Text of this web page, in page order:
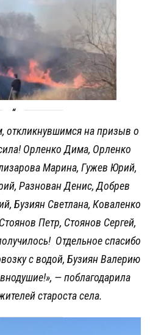
откликнувшимся на призыв о
Орленко Дима, Орленко
Марина, Гужев Юрий,
Разнован Денис, Добрев
Бузиян Светлана, Коваленко
Петр, Стоянов Сергей,
Отдельное спасибо
с водой, Бузиян Валерию
— поблагодарила
староста села.